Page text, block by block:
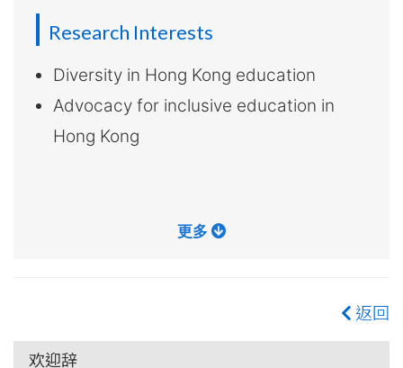
Research Interests
Diversity in Hong Kong education
Advocacy for inclusive education in
Hong Kong
更多
返回
欢迎辞